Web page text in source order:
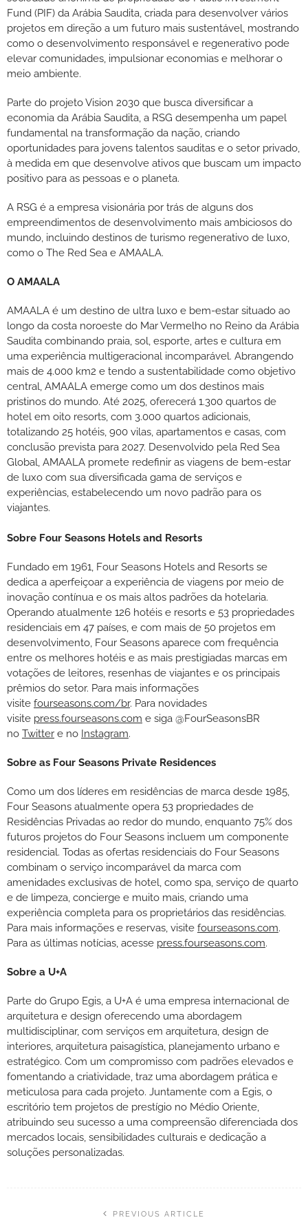
Fund (PIF) da Arábia Saudita, criada para desenvolver vários
projetos em direção a um futuro mais sustentável, mostrando
como o desenvolvimento responsável e regenerativo pode
elevar comunidades, impulsionar economias e melhorar o
meio ambiente.
Parte do projeto Vision 2030 que busca diversificar a
economia da Arábia Saudita, a RSG desempenha um papel
fundamental na transformação da nação, criando
oportunidades para jovens talentos sauditas e o setor privado,
à medida em que desenvolve ativos que buscam um impacto
positivo para as pessoas e o planeta.
A RSG é a empresa visionária por trás de alguns dos
empreendimentos de desenvolvimento mais ambiciosos do
mundo, incluindo destinos de turismo regenerativo de luxo,
como o The Red Sea e AMAALA.
O AMAALA
AMAALA é um destino de ultra luxo e bem-estar situado ao
longo da costa noroeste do Mar Vermelho no Reino da Arábia
Saudita combinando praia, sol, esporte, artes e cultura em
uma experiência multigeracional incomparável. Abrangendo
mais de 4.000 km2 e tendo a sustentabilidade como objetivo
central, AMAALA emerge como um dos destinos mais
pristinos do mundo. Até 2025, oferecerá 1.300 quartos de
hotel em oito resorts, com 3.000 quartos adicionais,
totalizando 25 hotéis, 900 vilas, apartamentos e casas, com
conclusão prevista para 2027. Desenvolvido pela Red Sea
Global, AMAALA promete redefinir as viagens de bem-estar
de luxo com sua diversificada gama de serviços e
experiências, estabelecendo um novo padrão para os
viajantes.
Sobre Four Seasons Hotels and Resorts
Fundado em 1961, Four Seasons Hotels and Resorts se
dedica a aperfeiçoar a experiência de viagens por meio de
inovação contínua e os mais altos padrões da hotelaria.
Operando atualmente 126 hotéis e resorts e 53 propriedades
residenciais em 47 países, e com mais de 50 projetos em
desenvolvimento, Four Seasons aparece com frequência
entre os melhores hotéis e as mais prestigiadas marcas em
votações de leitores, resenhas de viajantes e os principais
prêmios do setor. Para mais informações
visite fourseasons.com/br. Para novidades
visite press.fourseasons.com e siga @FourSeasonsBR
no Twitter e no Instagram.
Sobre as Four Seasons Private Residences
Como um dos líderes em residências de marca desde 1985,
Four Seasons atualmente opera 53 propriedades de
Residências Privadas ao redor do mundo, enquanto 75% dos
futuros projetos do Four Seasons incluem um componente
residencial. Todas as ofertas residenciais do Four Seasons
combinam o serviço incomparável da marca com
amenidades exclusivas de hotel, como spa, serviço de quarto
e de limpeza, concierge e muito mais, criando uma
experiência completa para os proprietários das residências.
Para mais informações e reservas, visite fourseasons.com.
Para as últimas notícias, acesse press.fourseasons.com.
Sobre a U+A
Parte do Grupo Egis, a U+A é uma empresa internacional de
arquitetura e design oferecendo uma abordagem
multidisciplinar, com serviços em arquitetura, design de
interiores, arquitetura paisagística, planejamento urbano e
estratégico. Com um compromisso com padrões elevados e
fomentando a criatividade, traz uma abordagem prática e
meticulosa para cada projeto. Juntamente com a Egis, o
escritório tem projetos de prestígio no Médio Oriente,
atribuindo seu sucesso a uma compreensão diferenciada dos
mercados locais, sensibilidades culturais e dedicação a
soluções personalizadas.
PREVIOUS ARTICLE